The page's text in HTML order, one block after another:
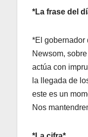
*La frase del
*El gobernador
Newsom,
actúa con
la llegada de
este es un
Nos